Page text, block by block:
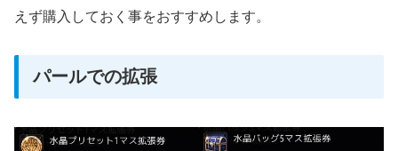
えず購入しておく事をおすすめします。
パールでの拡張